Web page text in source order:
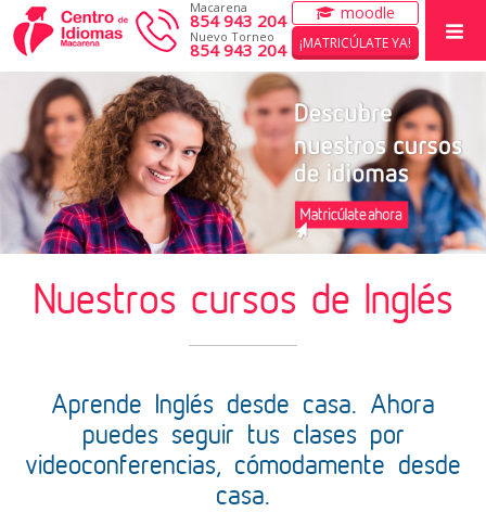
INICIO
CURSOS
EXÁMENES CAMBRIDGE
ACTIVIDADES DE VERANO
EL CENTRO
moodle
¡MATRICÚLATE YA!
Macarena
854 943 204
Nuevo Torneo
854 943 204
Nuestros cursos de Inglés
Aprende Inglés desde casa. Ahora
puedes seguir tus clases por
videoconferencias, cómodamente desde
casa.